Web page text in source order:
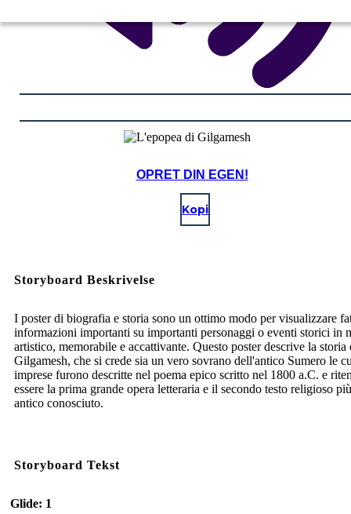
OPRET DIN EGEN!
Kopi
Storyboard Beskrivelse
I poster di biografia e storia sono un ottimo modo per visualizzare
informazioni importanti su importanti personaggi o eventi storici in
artistico, memorabile e accattivante. Questo poster descrive la storia
Gilgamesh, che si crede sia un vero sovrano dell'antico Sumero le
imprese furono descritte nel poema epico scritto nel 1800 a.C. e
essere la prima grande opera letteraria e il secondo testo religioso più
antico conosciuto.
Storyboard Tekst
Glide: 1